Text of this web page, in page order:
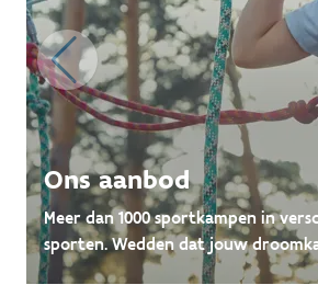
Ons aanbod
Meer dan 1000 sportkampen in
sporten. Wedden dat jouw